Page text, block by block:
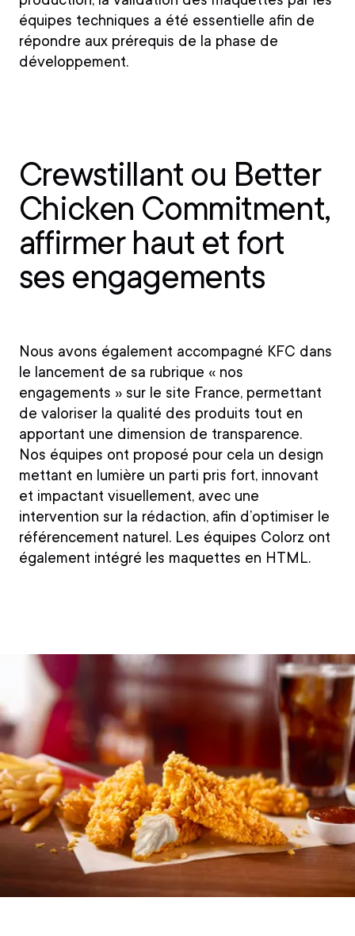
équipes techniques a été essentielle afin de
répondre aux prérequis de la phase de
développement.
Crewstillant ou Better
Chicken Commitment,
affirmer haut et fort
ses engagements
Nous avons également accompagné KFC dans
le lancement de sa rubrique « nos
engagements » sur le site France, permettant
de valoriser la qualité des produits tout en
apportant une dimension de transparence.
Nos équipes ont proposé pour cela un design
mettant en lumière un parti pris fort, innovant
et impactant visuellement, avec une
intervention sur la rédaction, afin d’optimiser le
référencement naturel. Les équipes Colorz ont
également intégré les maquettes en HTML.